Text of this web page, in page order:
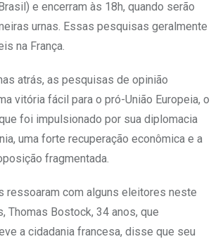
e encerram às 18h, quando serão
urnas. Essas pesquisas geralmente
na França.
atrás, as pesquisas de opinião
vitória fácil para o pró-União Europeia, o
foi impulsionado por sua diplomacia
uma forte recuperação econômica e a
fragmentada.
ressoaram com alguns eleitores neste
Thomas Bostock, 34 anos, que
a cidadania francesa, disse que seu